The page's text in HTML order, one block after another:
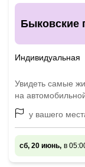
Быковские
Индивидуальная
Увидеть самые
на
у вашего
сб, 20 июнь, в